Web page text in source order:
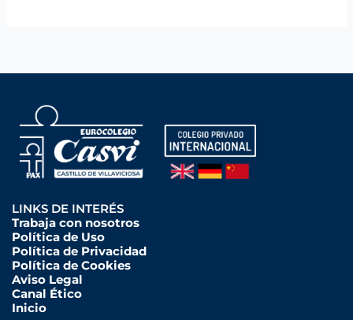
LINKS DE INTERÉS
Trabaja con nosotros
Política de Uso
Política de Privacidad
Política de Cookies
Aviso Legal
Canal Ético
Inicio